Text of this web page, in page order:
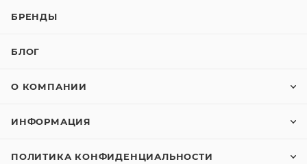
БРЕНДЫ
БЛОГ
О КОМПАНИИ
ИНФОРМАЦИЯ
ПОЛИТИКА КОНФИДЕНЦИАЛЬНОСТИ